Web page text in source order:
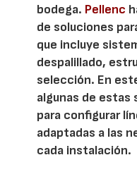
bodega. Pellenc
de soluciones
que incluye
despalillado,
selección. En
algunas de estas
para configurar
adaptadas a las
cada instalación.